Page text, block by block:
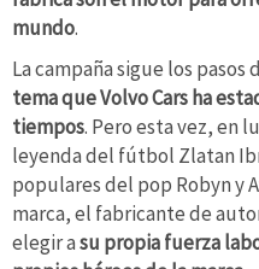
mundo.
La campaña sigue los pasos
tema que Volvo Cars ha
tiempos. Pero esta vez, en
leyenda del fútbol Zlatan
populares del pop Robyn y
marca, el fabricante de
elegir asu propia fuerza